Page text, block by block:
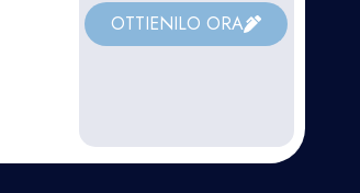
OTTIENILO ORA